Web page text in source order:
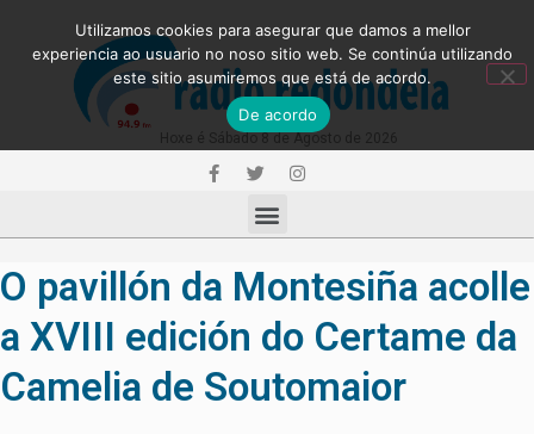
O pavillón da Montesiña acolle
a XVIII edición do Certame da
Camelia de Soutomaior
Utilizamos cookies para asegurar que damos a mellor
experiencia ao usuario no noso sitio web. Se continúa utilizando
este sitio asumiremos que está de acordo.
De acordo